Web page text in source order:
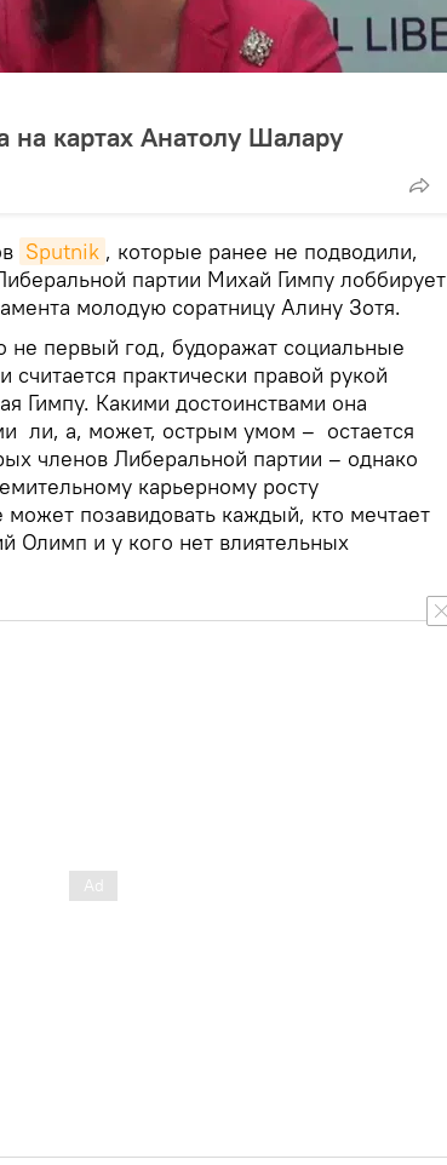
на картах Анатолу Шалару
Sputnik , которые ранее не подводили,
партии Михай Гимпу лоббирует
молодую соратницу Алину Зотя.
не первый год, будоражат социальные
считается практически правой рукой
Гимпу. Какими достоинствами она
ли, а, может, острым умом – остается
членов Либеральной партии – однако
карьерному росту
позавидовать каждый, кто мечтает
Олимп и у кого нет влиятельных